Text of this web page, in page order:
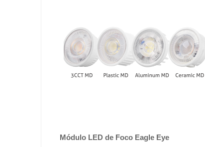
Módulo LED de Foco Eagle Eye